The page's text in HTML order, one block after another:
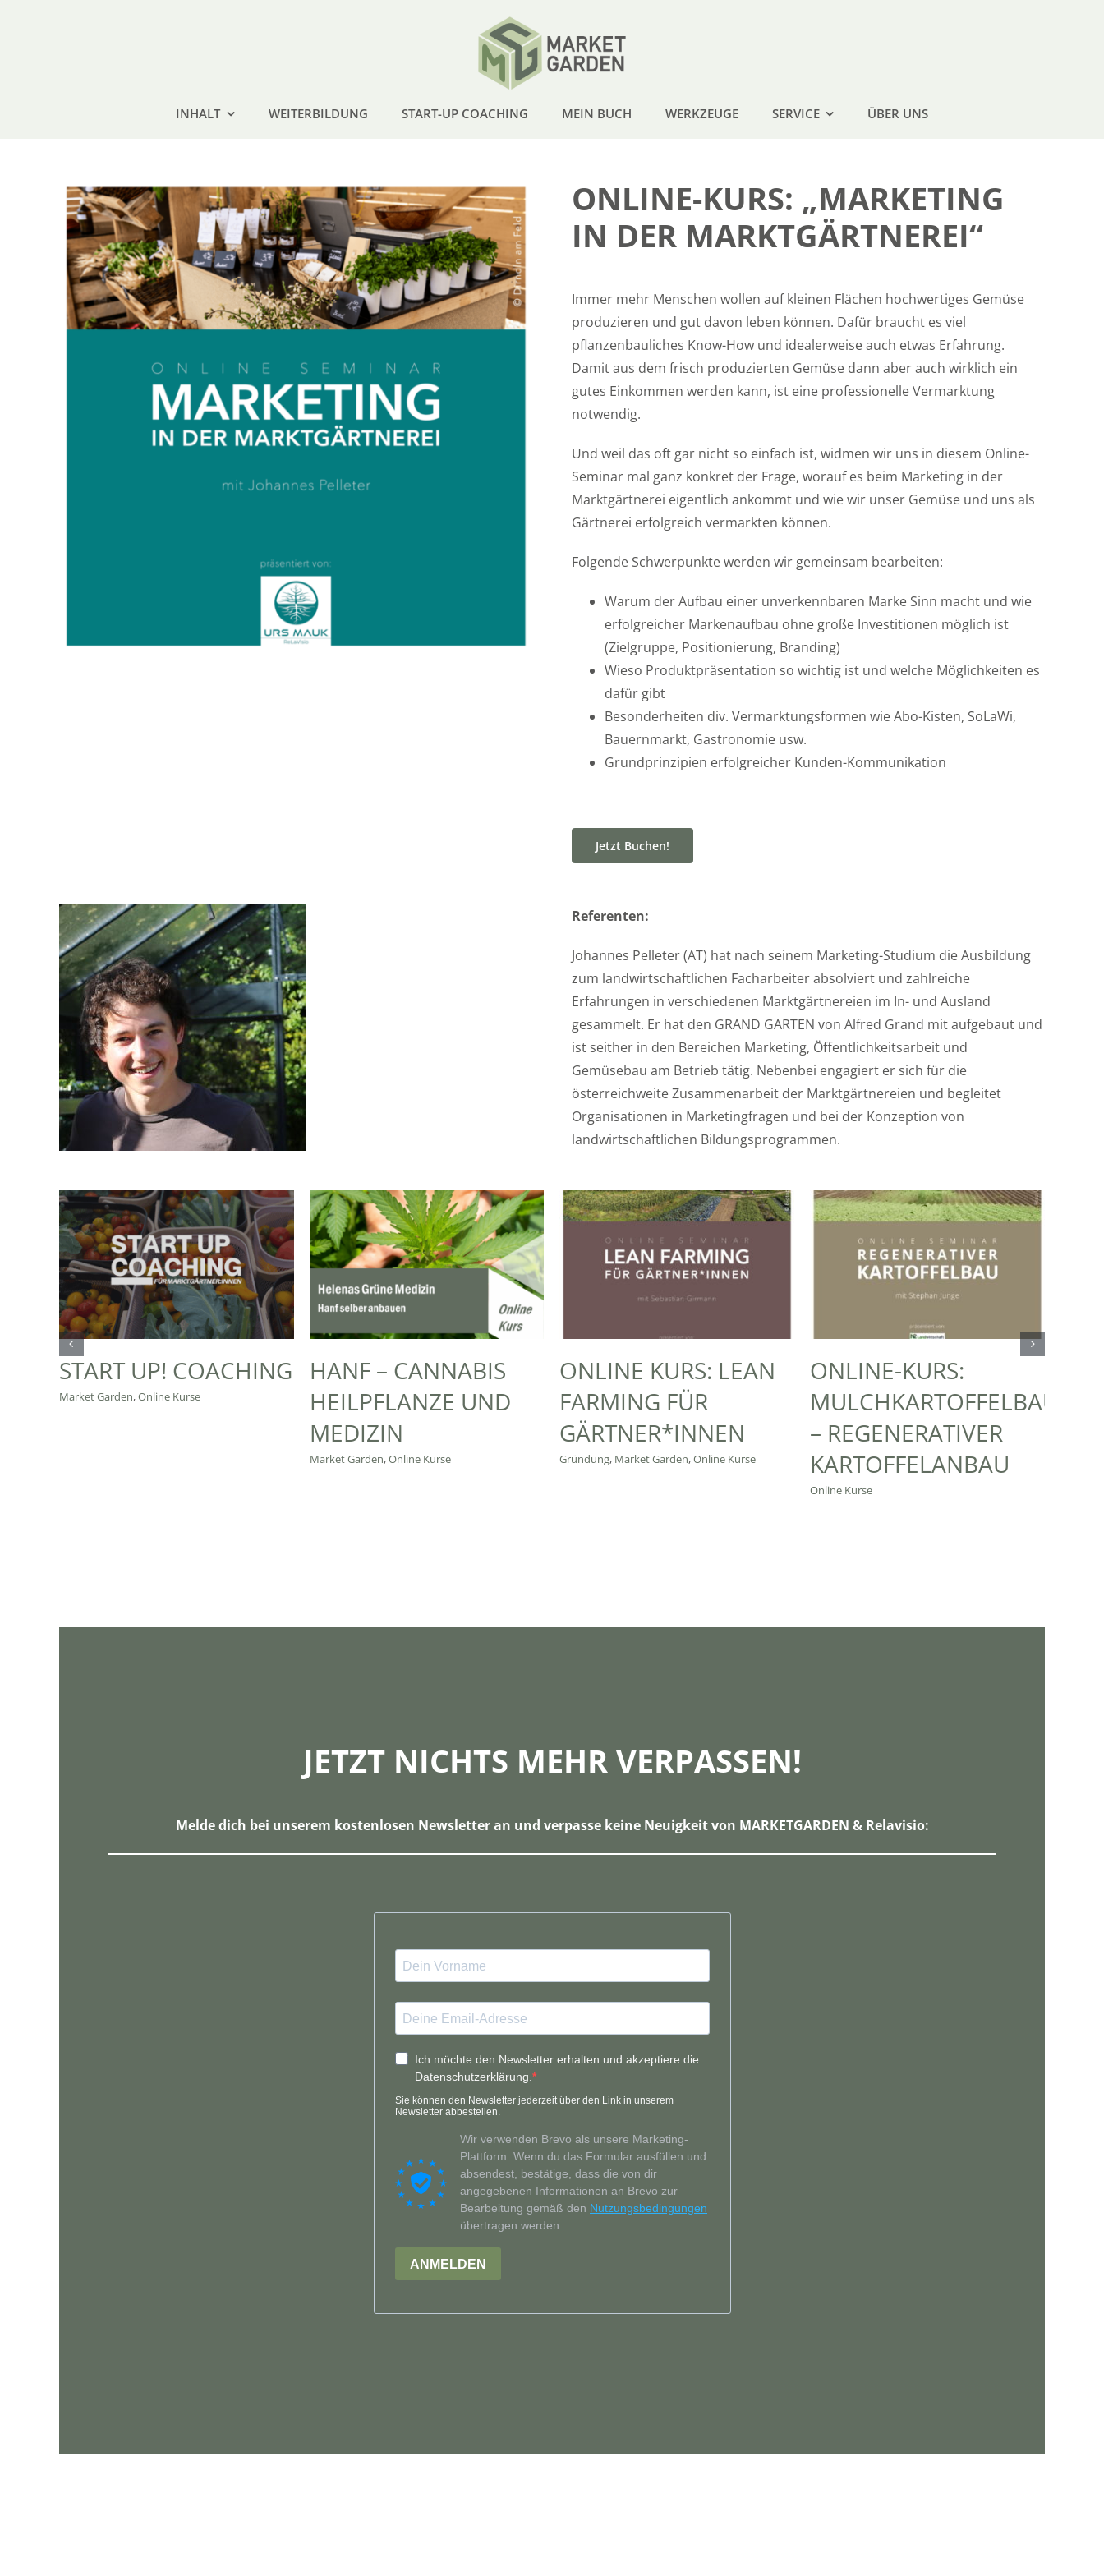
INHALT WEITERBILDUNG START-UP COACHING MEIN BUCH WERKZEUGE SERVICE ÜBER UNS
ONLINE-KURS: „MARKETING
IN DER MARKTGÄRTNEREI“
Immer mehr Menschen wollen auf kleinen Flächen hochwertiges Gemüse
produzieren und gut davon leben können. Dafür braucht es viel
pflanzenbauliches Know-How und idealerweise auch etwas Erfahrung.
Damit aus dem frisch produzierten Gemüse dann aber auch wirklich ein
gutes Einkommen werden kann, ist eine professionelle Vermarktung
notwendig.
Und weil das oft gar nicht so einfach ist, widmen wir uns in diesem Online-
Seminar mal ganz konkret der Frage, worauf es beim Marketing in der
Marktgärtnerei eigentlich ankommt und wie wir unser Gemüse und uns als
Gärtnerei erfolgreich vermarkten können.
Folgende Schwerpunkte werden wir gemeinsam bearbeiten:
Warum der Aufbau einer unverkennbaren Marke Sinn macht und wie
erfolgreicher Markenaufbau ohne große Investitionen möglich ist
(Zielgruppe, Positionierung, Branding)
Wieso Produktpräsentation so wichtig ist und welche Möglichkeiten es
dafür gibt
Besonderheiten div. Vermarktungsformen wie Abo-Kisten, SoLaWi,
Bauernmarkt, Gastronomie usw.
Grundprinzipien erfolgreicher Kunden-Kommunikation
Jetzt Buchen!
Referenten:
Johannes Pelleter (AT) hat nach seinem Marketing-Studium die Ausbildung
zum landwirtschaftlichen Facharbeiter absolviert und zahlreiche
Erfahrungen in verschiedenen Marktgärtnereien im In- und Ausland
gesammelt. Er hat den GRAND GARTEN von Alfred Grand mit aufgebaut und
ist seither in den Bereichen Marketing, Öffentlichkeitsarbeit und
Gemüsebau am Betrieb tätig. Nebenbei engagiert er sich für die
österreichweite Zusammenarbeit der Marktgärtnereien und begleitet
Organisationen in Marketingfragen und bei der Konzeption von
landwirtschaftlichen Bildungsprogrammen.
START UP! COACHING
Market Garden,Online Kurse
HANF – CANNABIS
HEILPFLANZE UND
MEDIZIN
Market Garden,Online Kurse
ONLINE KURS: LEAN
FARMING FÜR
GÄRTNER*INNEN
Gründung, Market Garden,Online Kurse
ONLINE-KURS:
MULCHKARTOFFELBAU
– REGENERATIVER
KARTOFFELANBAU
Online Kurse
JETZT NICHTS MEHR VERPASSEN!
Melde dich bei unserem kostenlosen Newsletter an und verpasse keine Neuigkeit von MARKETGARDEN & Relavisio: